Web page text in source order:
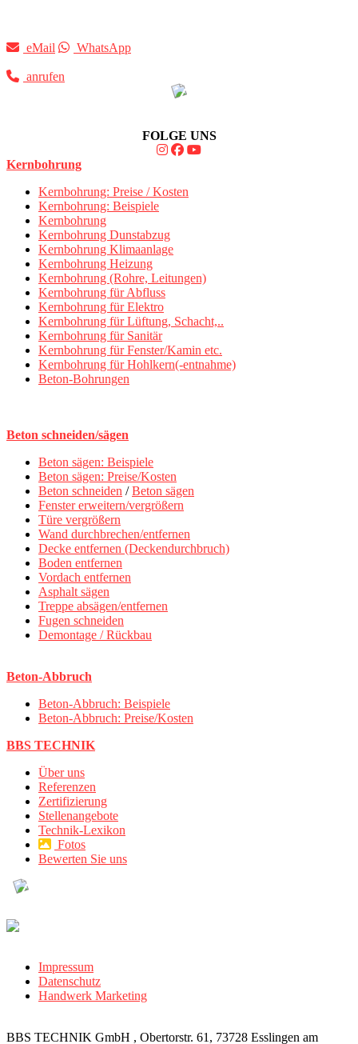
eMail WhatsApp
anrufen
FOLGE UNS
Kernbohrung
Kernbohrung: Preise / Kosten
Kernbohrung: Beispiele
Kernbohrung
Kernbohrung Dunstabzug
Kernbohrung Klimaanlage
Kernbohrung Heizung
Kernbohrung (Rohre, Leitungen)
Kernbohrung für Abfluss
Kernbohrung für Elektro
Kernbohrung für Lüftung, Schacht,..
Kernbohrung für Sanitär
Kernbohrung für Fenster/Kamin etc.
Kernbohrung für Hohlkern(-entnahme)
Beton-Bohrungen
Beton schneiden/sägen
Beton sägen: Beispiele
Beton sägen: Preise/Kosten
Beton schneiden /Beton sägen
Fenster erweitern/vergrößern
Türe vergrößern
Wand durchbrechen/entfernen
Decke entfernen (Deckendurchbruch)
Boden entfernen
Vordach entfernen
Asphalt sägen
Treppe absägen/entfernen
Fugen schneiden
Demontage / Rückbau
Beton-Abbruch
Beton-Abbruch: Beispiele
Beton-Abbruch: Preise/Kosten
BBS TECHNIK
Über uns
Referenzen
Zertifizierung
Stellenangebote
Technik-Lexikon
Fotos
Bewerten Sie uns
Impressum
Datenschutz
Handwerk Marketing
BBS TECHNIK GmbH , Obertorstr. 61, 73728 Esslingen am